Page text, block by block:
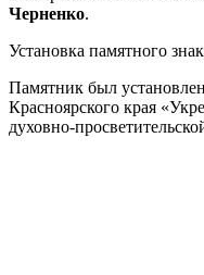
Черненко.
Установка памятного
Памятник был
Красноярского края
духовно-